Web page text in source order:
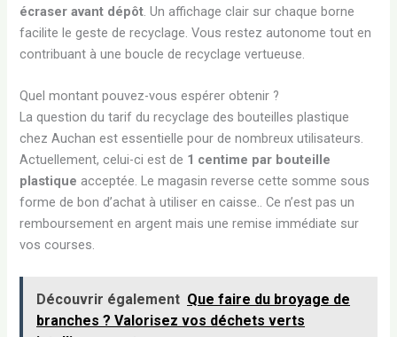
écraser avant dépôt. Un affichage clair sur chaque borne
facilite le geste de recyclage. Vous restez autonome tout en
contribuant à une boucle de recyclage vertueuse.
Quel montant pouvez-vous espérer obtenir ?
La question du tarif du recyclage des bouteilles plastique
chez Auchan est essentielle pour de nombreux utilisateurs.
Actuellement, celui-ci est de 1 centime par bouteille
plastique acceptée. Le magasin reverse cette somme sous
forme de bon d’achat à utiliser en caisse.. Ce n’est pas un
remboursement en argent mais une remise immédiate sur
vos courses.
Découvrir également Que faire du broyage de
branches ? Valorisez vos déchets verts